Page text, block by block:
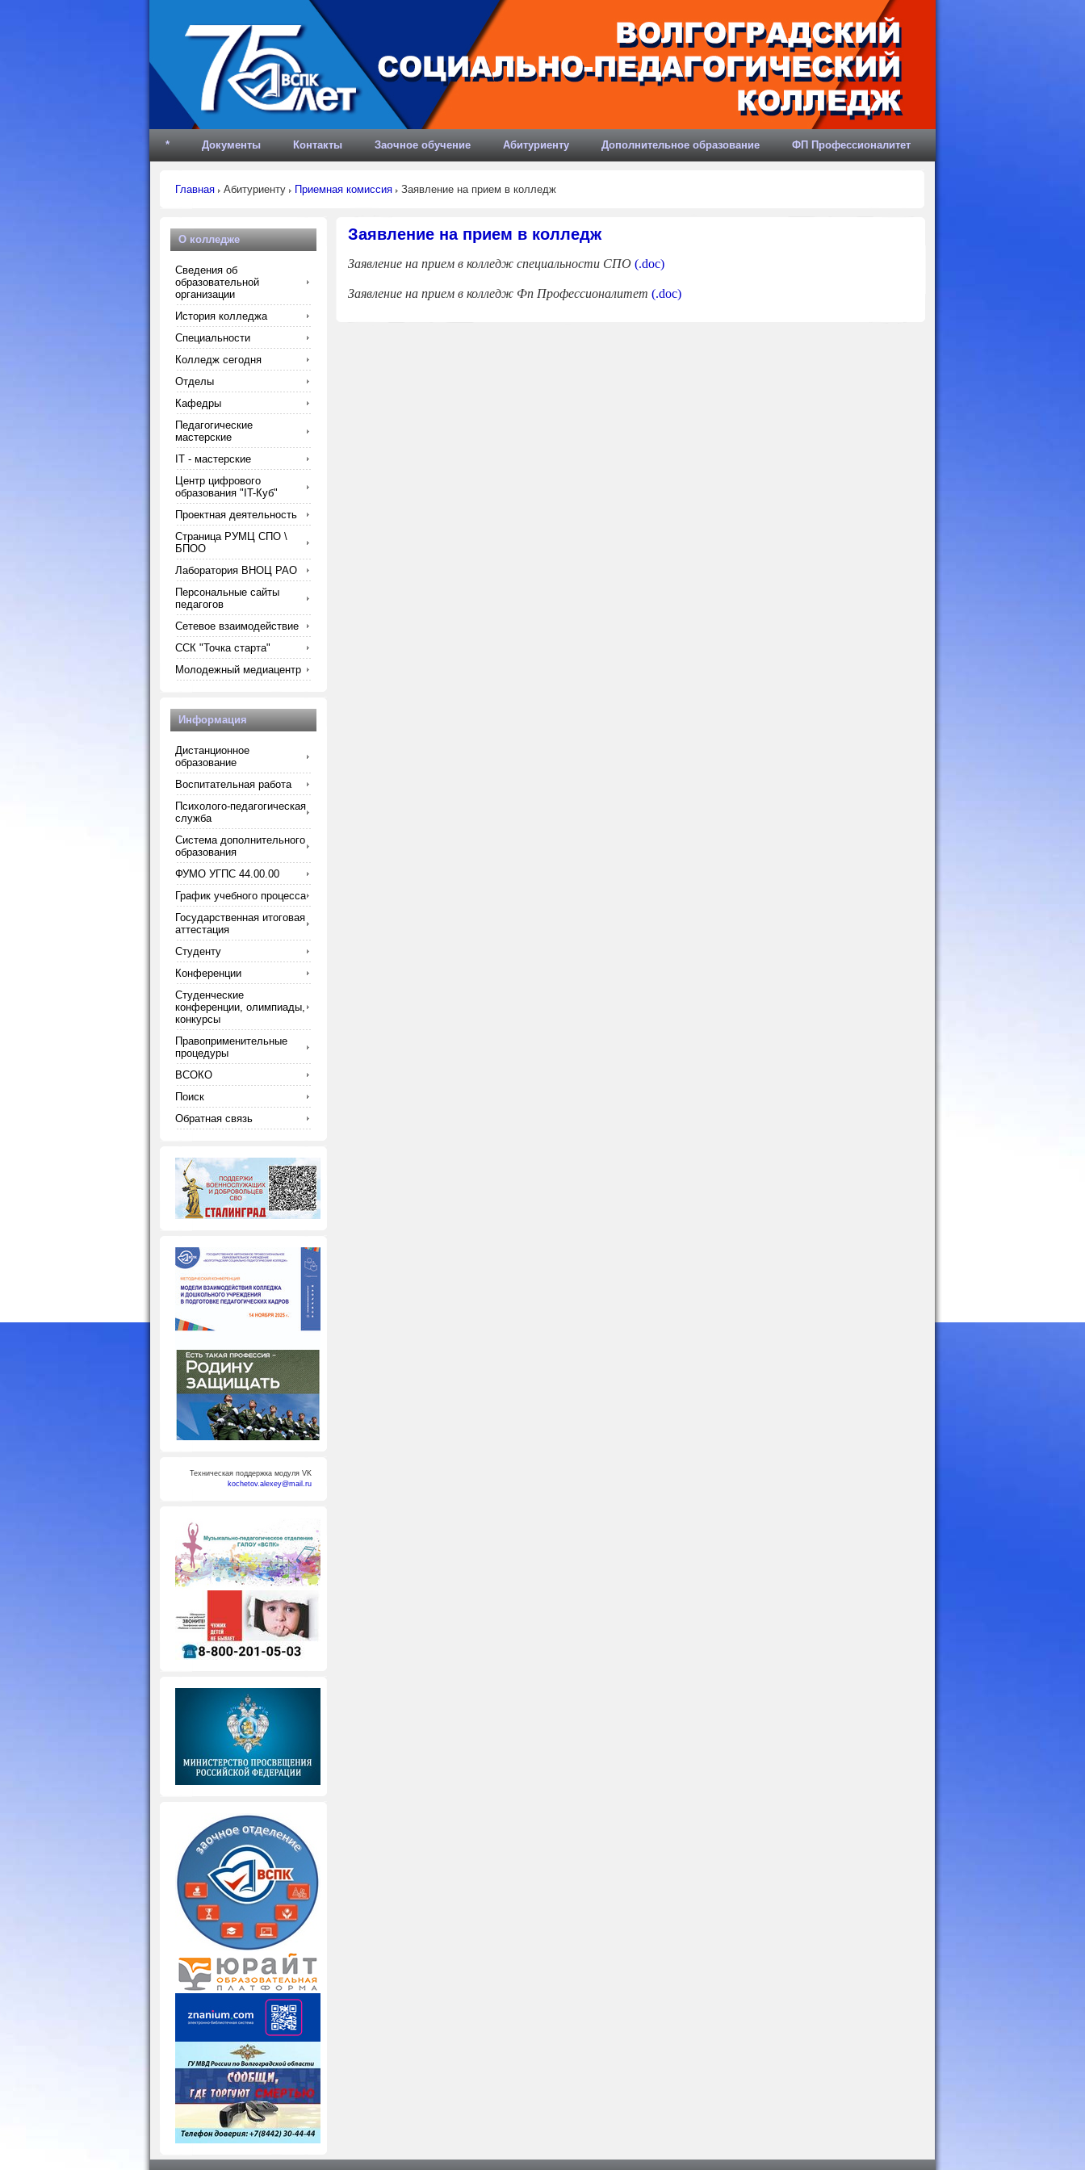
* Документы Контакты Заочное обучение Абитуриенту Дополнительное образование ФП Профессионалитет
Главная Абитуриенту Приемная комиссия Заявление на прием в колледж
Заявление на прием в колледж
Заявление на прием в колледж специальности СПО (.doc)
Заявление на прием в колледж Фп Профессионалитет (.doc)
О колледже
Сведения об
образовательной
организации
История колледжа
Специальности
Колледж сегодня
Отделы
Кафедры
Педагогические
мастерские
IT - мастерские
Центр цифрового
образования "IT-Куб"
Проектная деятельность
Страница РУМЦ СПО \
БПОО
Лаборатория ВНОЦ РАО
Персональные сайты
педагогов
Сетевое взаимодействие
ССК "Точка старта"
Молодежный медиацентр
Информация
Дистанционное
образование
Воспитательная работа
Психолого-педагогическая
служба
Система дополнительного
образования
ФУМО УГПС 44.00.00
График учебного процесса
Государственная итоговая
аттестация
Студенту
Конференции
Студенческие
конференции, олимпиады,
конкурсы
Правоприменительные
процедуры
ВСОКО
Поиск
Обратная связь
Техническая поддержка модуля VK
kochetov.alexey@mail.ru